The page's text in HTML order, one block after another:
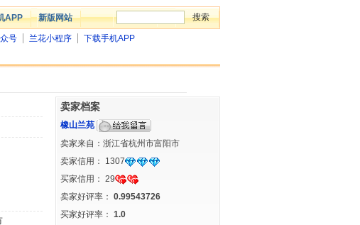
APP 新版网站
号 兰花小程序
下载手机APP
卖家档案
橡山兰苑
卖家来自：浙江省杭州市富阳市
卖家信用： 1307
买家信用： 29
卖家好评率： 0.99543726
买家好评率： 1.0